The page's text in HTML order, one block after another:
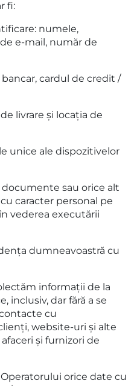
fi:
numele,
e-mail, număr de
cardul de credit /
livrare și locația de
unice ale dispozitivelor
sau orice alt
caracter personal pe
vederea executării
dumneavoastră cu
informații de la
inclusiv, dar fără a se
cu
website-uri și alte
și furnizori de
orice date cu